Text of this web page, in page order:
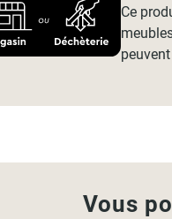
Ce
Vous